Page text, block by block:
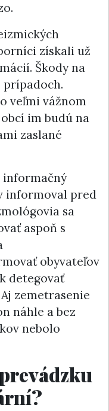
získali už
Škody na
prípadoch.
veľmi vážnom
im budú na
zaslané
informačný
informoval pred
sa
aspoň s
obyvateľov
detegovať
zemetrasenie
náhle a bez
nebolo